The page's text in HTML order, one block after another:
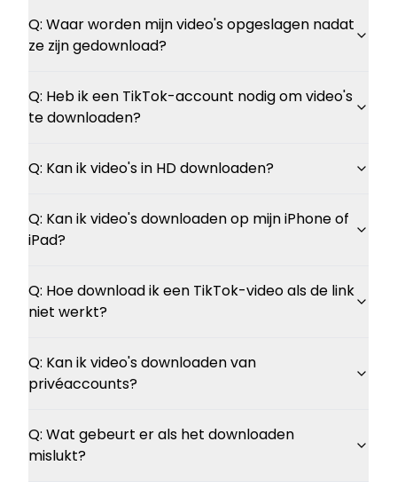
Q: Waar worden mijn video's opgeslagen nadat
ze zijn gedownload?
Q: Heb ik een TikTok-account nodig om video's
te downloaden?
Q: Kan ik video's in HD downloaden?
Q: Kan ik video's downloaden op mijn iPhone of
iPad?
Q: Hoe download ik een TikTok-video als de link
niet werkt?
Q: Kan ik video's downloaden van
privéaccounts?
Q: Wat gebeurt er als het downloaden
mislukt?